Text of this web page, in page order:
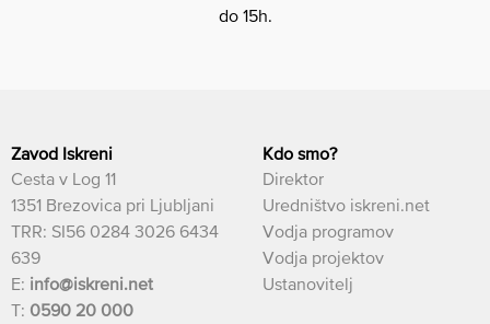
do 15h.
Zavod Iskreni
Cesta v Log 11
1351 Brezovica pri Ljubljani
TRR: SI56 0284 3026 6434
639
E: info@iskreni.net
T: 0590 20 000
Kdo smo?
Direktor
Uredništvo iskreni.net
Vodja programov
Vodja projektov
Ustanovitelj